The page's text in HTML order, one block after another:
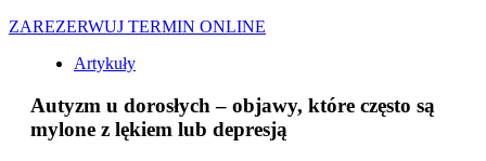
ZAREZERWUJ TERMIN ONLINE
Artykuły
Autyzm u dorosłych – objawy, które często są
mylone z lękiem lub depresją